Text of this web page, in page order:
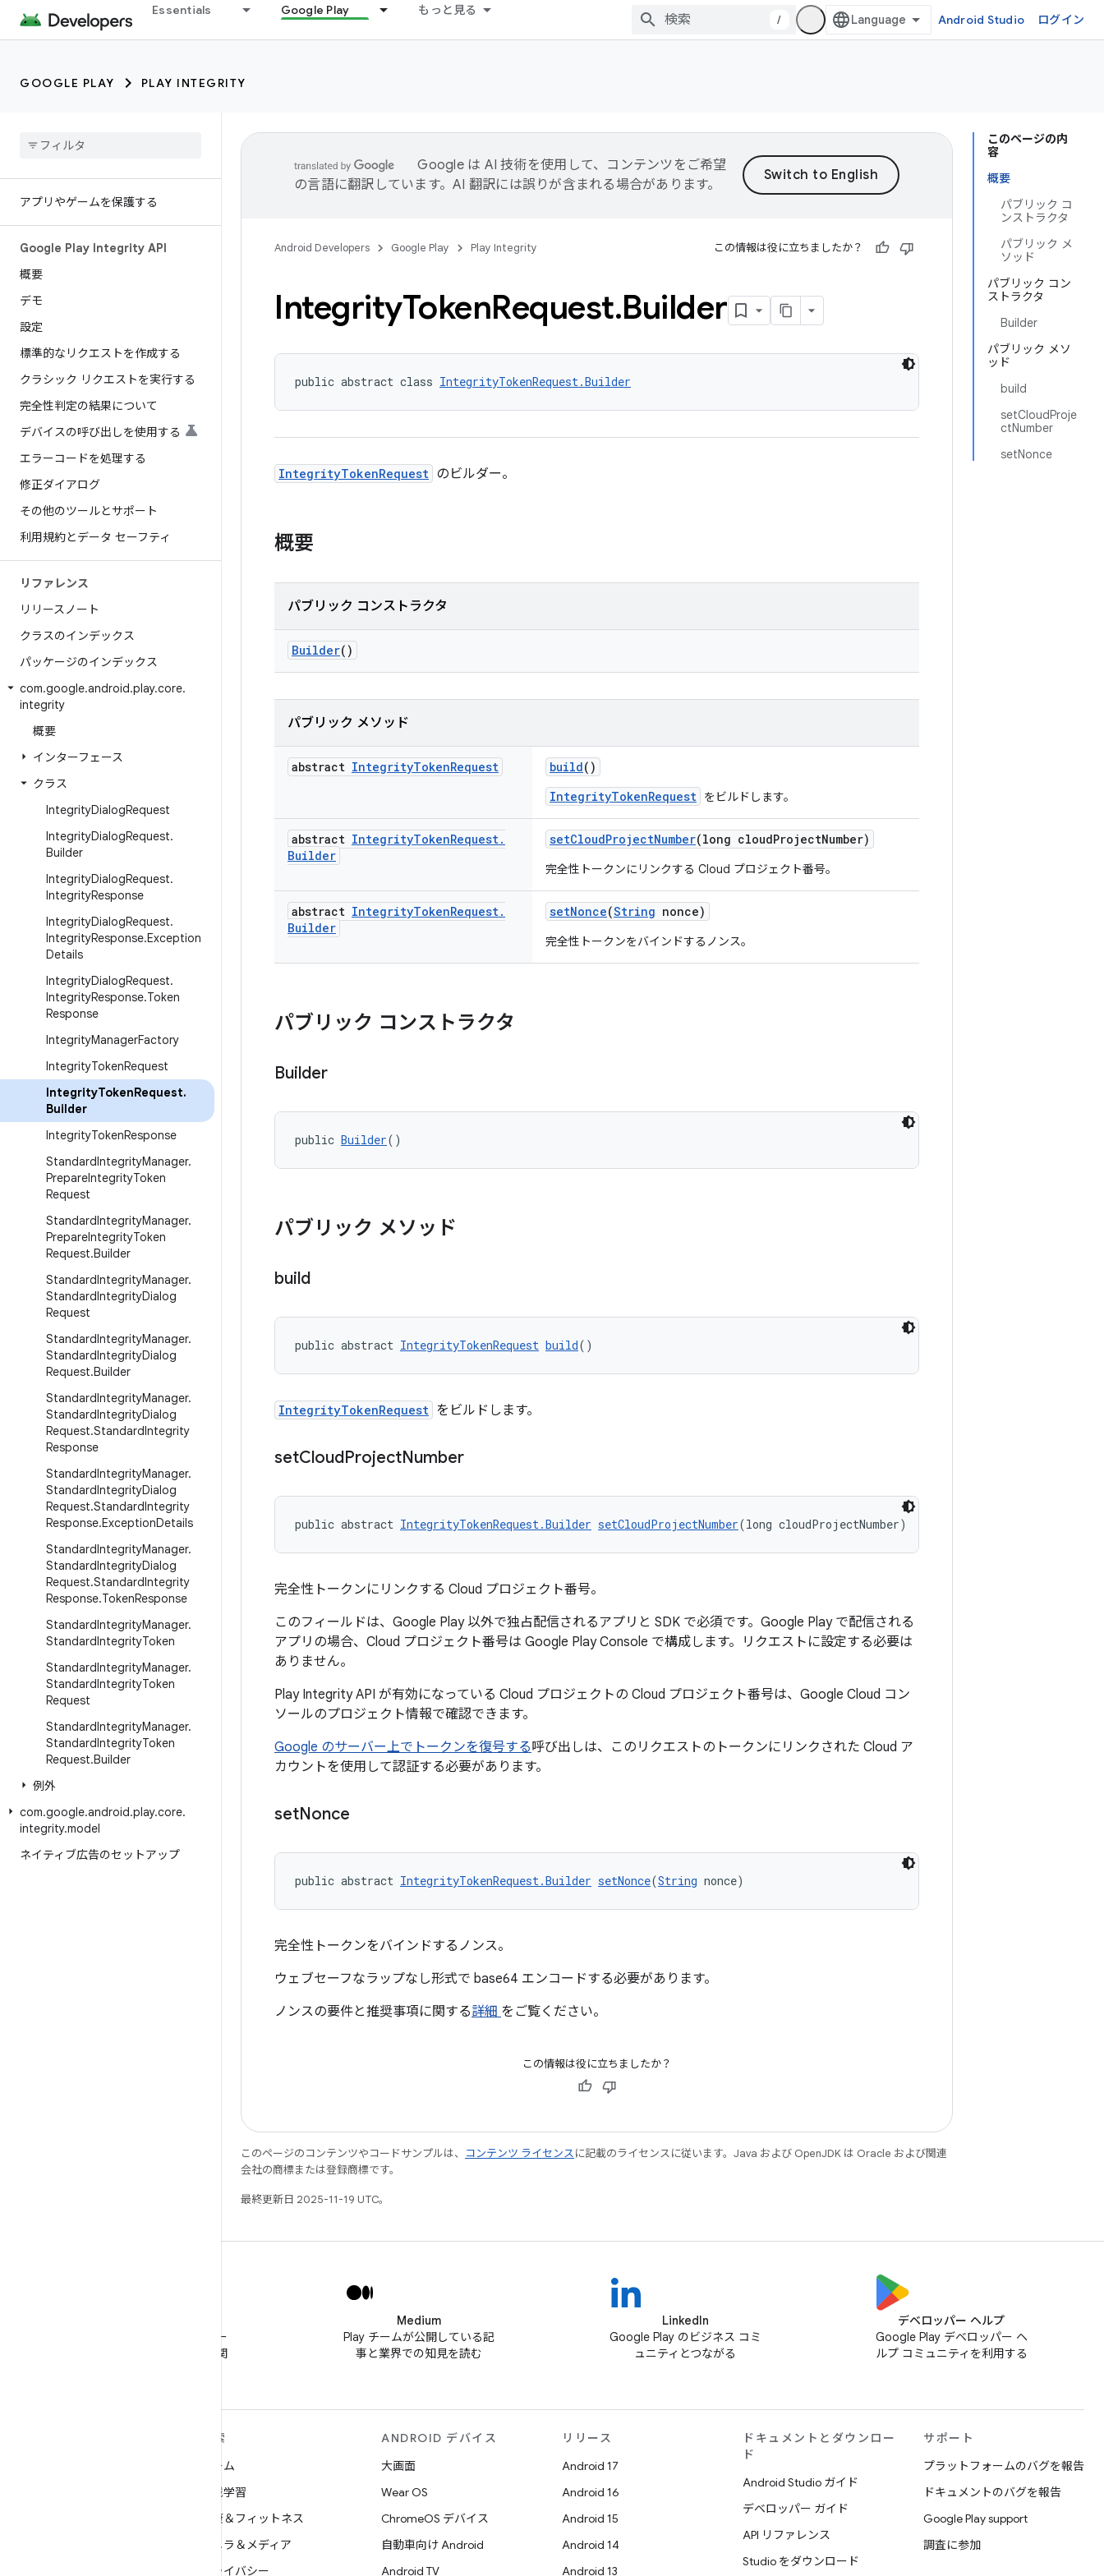
Essentials Google Play もっと見る
/ Android Studio ログイン
GOOGLE PLAY PLAY INTEGRITY
アプリやゲームを保護する
Google Play Integrity API
概要
デモ
設定
標準的なリクエストを作成する
クラシック リクエストを実行する
完全性判定の結果について
デバイスの呼び出しを使用する
エラーコードを処理する
修正ダイアログ
その他のツールとサポート
利用規約とデータ セーフティ
リファレンス
リリースノート
クラスのインデックス
パッケージのインデックス
com.google.android.play.core.
integrity
概要
インターフェース
クラス
IntegrityDialogRequest
IntegrityDialogRequest.
Builder
IntegrityDialogRequest.
IntegrityResponse
IntegrityDialogRequest.
IntegrityResponse.Exception
Details
IntegrityDialogRequest.
IntegrityResponse.Token
Response
IntegrityManagerFactory
IntegrityTokenRequest
IntegrityTokenRequest.
Builder
IntegrityTokenResponse
StandardIntegrityManager.
PrepareIntegrityToken
Request
StandardIntegrityManager.
PrepareIntegrityToken
Request.Builder
StandardIntegrityManager.
StandardIntegrityDialog
Request
StandardIntegrityManager.
StandardIntegrityDialog
Request.Builder
StandardIntegrityManager.
StandardIntegrityDialog
Request.StandardIntegrity
Response
StandardIntegrityManager.
StandardIntegrityDialog
Request.StandardIntegrity
Response.ExceptionDetails
StandardIntegrityManager.
StandardIntegrityDialog
Request.StandardIntegrity
Response.TokenResponse
StandardIntegrityManager.
StandardIntegrityToken
StandardIntegrityManager.
StandardIntegrityToken
Request
StandardIntegrityManager.
StandardIntegrityToken
Request.Builder
例外
com.google.android.play.core.
integrity.model
ネイティブ広告のセットアップ
このページの内
容
概要
パブリック コ
ンストラクタ
パブリック メ
ソッド
パブリック コン
ストラクタ
Builder
パブリック メソ
ッド
build
setCloudProje
ctNumber
setNonce
Google は AI 技術を使用して、コンテンツをご希望
の言語に翻訳しています。AI 翻訳には誤りが含まれる場合があります。
Android Developers Google Play Play Integrity この情報は役に立ちましたか？
IntegrityTokenRequest.Builder
public abstract class IntegrityTokenRequest.Builder
IntegrityTokenRequest のビルダー。
概要
パブリック コンストラクタ
Builder()
パブリック メソッド
abstract IntegrityTokenRequest build()
IntegrityTokenRequest をビルドします。
abstract IntegrityTokenRequest.
Builder
setCloudProjectNumber(long cloudProjectNumber)
完全性トークンにリンクする Cloud プロジェクト番号。
abstract IntegrityTokenRequest.
Builder
setNonce(String nonce)
完全性トークンをバインドするノンス。
パブリック コンストラクタ
Builder
public Builder()
パブリック メソッド
build
public abstract IntegrityTokenRequest build()
IntegrityTokenRequest をビルドします。
setCloudProjectNumber
public abstract IntegrityTokenRequest.Builder setCloudProjectNumber(long cloudProjectNumber)
完全性トークンにリンクする Cloud プロジェクト番号。
このフィールドは、Google Play 以外で独占配信されるアプリと SDK で必須です。Google Play で配信される
アプリの場合、Cloud プロジェクト番号は Google Play Console で構成します。リクエストに設定する必要は
ありません。
Play Integrity API が有効になっている Cloud プロジェクトの Cloud プロジェクト番号は、Google Cloud コン
ソールのプロジェクト情報で確認できます。
Google のサーバー上でトークンを復号する呼び出しは、このリクエストのトークンにリンクされた Cloud ア
カウントを使用して認証する必要があります。
setNonce
public abstract IntegrityTokenRequest.Builder setNonce(String nonce)
完全性トークンをバインドするノンス。
ウェブセーフなラップなし形式で base64 エンコードする必要があります。
ノンスの要件と推奨事項に関する詳細 をご覧ください。
この情報は役に立ちましたか？
このページのコンテンツやコードサンプルは、 コンテンツ ライセンスに記載のライセンスに従います。Java および OpenJDK は Oracle および関連
会社の商標または登録商標です。
最終更新日 2025-11-19 UTC。
@GooglePlayBiz をフォロー
してニュースやサポートに関
Medium
Play チームが公開している記
事と業界での知見を読む
LinkedIn
Google Play のビジネス コミ
ュニティとつながる
デベロッパー ヘルプ
Google Play デベロッパー ヘ
ルプ コミュニティを利用する
探索
ゲーム
機械学習
健康＆フィットネス
カメラ＆メディア
プライバシー
ANDROID デバイス
大画面
Wear OS
ChromeOS デバイス
自動車向け Android
Android TV
リリース
Android 17
Android 16
Android 15
Android 14
Android 13
ドキュメントとダウンロー
ド
Android Studio ガイド
デベロッパー ガイド
API リファレンス
Studio をダウンロード
サポート
プラットフォームのバグを報告
ドキュメントのバグを報告
Google Play support
調査に参加